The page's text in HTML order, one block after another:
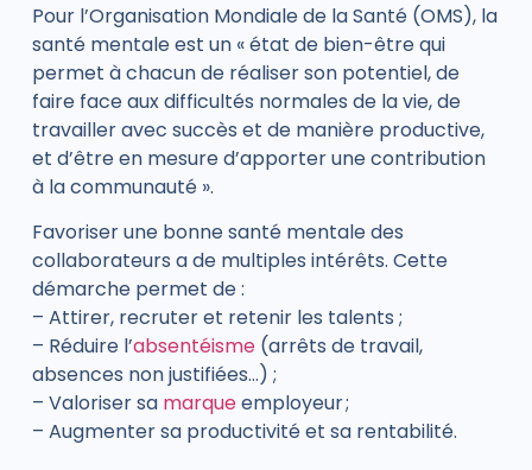
Pour l’Organisation Mondiale de la Santé (OMS), la
santé mentale est un « état de bien-être qui
permet à chacun de réaliser son potentiel, de
faire face aux difficultés normales de la vie, de
travailler avec succès et de manière productive,
et d’être en mesure d’apporter une contribution
à la communauté ».
Favoriser une bonne santé mentale des
collaborateurs a de multiples intérêts. Cette
démarche permet de :
– Attirer, recruter et retenir les talents ;
– Réduire l’absentéisme(arrêts de travail,
absences non justifiées…) ;
– Valoriser sa marqueemployeur ;
– Augmenter sa productivité et sa rentabilité.